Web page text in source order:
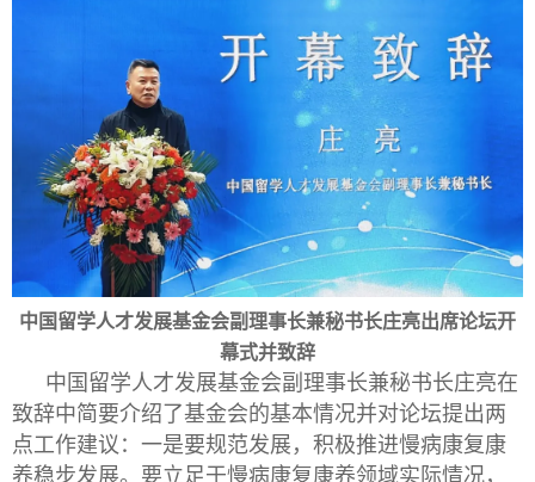
中国留学人才发展基金会副理事长兼秘书长庄亮出席论坛开
幕式并致辞
中国留学人才发展基金会副理事长兼秘书长庄亮在
致辞中简要介绍了基金会的基本情况并对论坛提出两
点工作建议：一是要规范发展，积极推进慢病康复康
养稳步发展。要立足于慢病康复康养领域实际情况，